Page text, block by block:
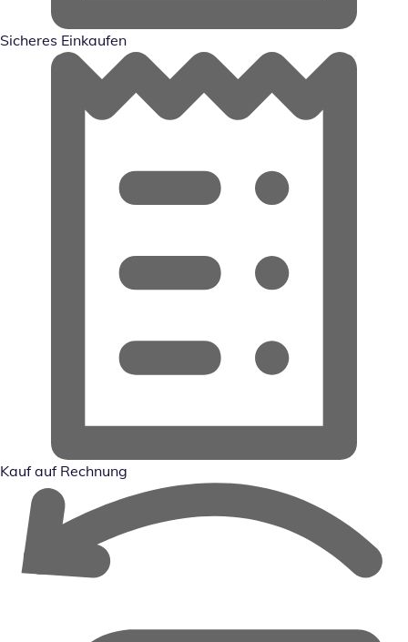
Sicheres Einkaufen
Kauf auf Rechnung